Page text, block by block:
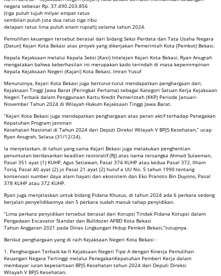
negara sebesar Rp. 37.490.203.856
(tiga puluh tujuh milyar empat ratus
sembilan puluh juta dua ratus tiga ribu
delapan ratus lima puluh enam rupiah) selama tahun 2024.
Pemulihan keuangan tersebut berasal dari bidang Seksi Perdata dan Tata Usaha Negara
(Datun) Kejari Kota Bekasi atas proyek yang dikerjakan Pemerintah Kota (Pemkot) Bekasi.
Kepala Kejaksaan melalui Kepala Seksi (Kasi) Intelejen Kejari Kota Bekasi, Ryan Anugrah
mengatakan bahwa keberhasilan ini merupakan kado terindah di masa kepemimpinan
Kepala Kejaksaan Negeri (Kajari) Kota Bekasi, Imran Yusuf
Menurutnya, Kejari Kota Bekasi juga berturut-turut mendapatkan penghargaan dari,
Kejaksaan Tinggi Jawa Barat (Peringkat Pertama) sebagai Kategori Satuan Kerja Kejaksaan
Negeri Terbaik dalam Penggunaan Kartu Kredit Pemerintah (KKP) Periode Januari-
November Tahun 2024 di Wilayah Hukum Kejaksaan Tinggi Jawa Barat.
“Kejari Kota Bekasi juga mendapatkan penghargaan atas peran aktif terhadap Penegakan
Kepatuhan Program Jaminan
Kesehatan Nasional di Tahun 2024 dari Deputi Direksi Wilayah V BPJS Kesehatan,” ucap
Ryan Anugrah, Selasa (31/12/24).
Ia menjelaskan, di tahun yang sama Kejari Bekasi juga melakukan penghentian
penuntutan berdasarkan keadilan restoratif (RJ) atas nama tersangka Ahmad Sulaeman,
Pasal 351 ayat (1) KUHP, Agus Setiawan, Pasal 374 KUHP atau kedua Pasal 372, Ilham
Toriq, Pasal 40 ayat (2) jo Pasal 21 ayat (2) huruf a UU No. 5 tahun 1990 tentang
konservasi sumber daya alam hayati dan ekosistem dan Eko Pranoto Bin Duyono, Pasal
378 KUHP atau 372 KUHP.
Ryan juga menjelaskan untuk bidang Pidana Khusus, di tahun 2024 ada 6 perkara sedang
berjalan penyelidikannya dan 5 perkara sudah masuk tahap penyidikan.
“Lima perkara penyidikan tersebut berasal dari Korupsi Tindak Pidana Korupsi dalam
Pengadaan Excavator Standar dan Bulldozer APBD Kota Bekasi
Tahun Anggaran 2021 pada Dinas Lingkungan Hidup Pemkot Bekasi,”tutupnya.
Berikut penghargaan yang di raih Kejaksaan Negeri Kota Bekasi :
1. Penghargaan Terbaik ke-II Kejaksaan Negeri Tipe A dengan Kinerja Pemulihan
Keuangan Negara Tertinggi melalui PenegakanKepatuhan Pemberi Kerja dalam
membayar iuran kepesertaan BPJS Kesehatan tahun 2024 dari Deputi Direksi
Wilayah V BPJS Kesehatan.